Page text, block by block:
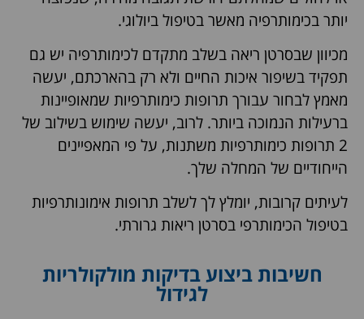
יותר בכימותרפיה מאשר בטיפול ביולוגי.
מכיוון שבסרטן ריאה בשלב מתקדם לכימותרפיה יש גם
תפקיד בשיפור איכות החיים ולא רק בהארכתם, יעשה
מאמץ לבחור עבורך תרופות כימותרפיות שמאופיינות
ברעילות הנמוכה ביותר. לרוב, יעשה שימוש בשילוב של
2 תרופות כימותרפיות משתנות, על פי המאפיינים
הייחודיים של המחלה שלך.
לעיתים קרובות, יומלץ לך לשלב תרופות אימונותרפיות
בטיפול הכימותרפי בסרטן ריאות גרורתי.
חשיבות ביצוע בדיקות מולקולריות
לגידול